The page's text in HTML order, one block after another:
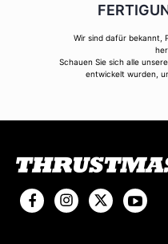
Wir sind dafür bekannt,
Schauen Sie sich alle
entwickelt wurden,